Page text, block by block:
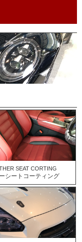
SEAT CORTING
シートコーティング